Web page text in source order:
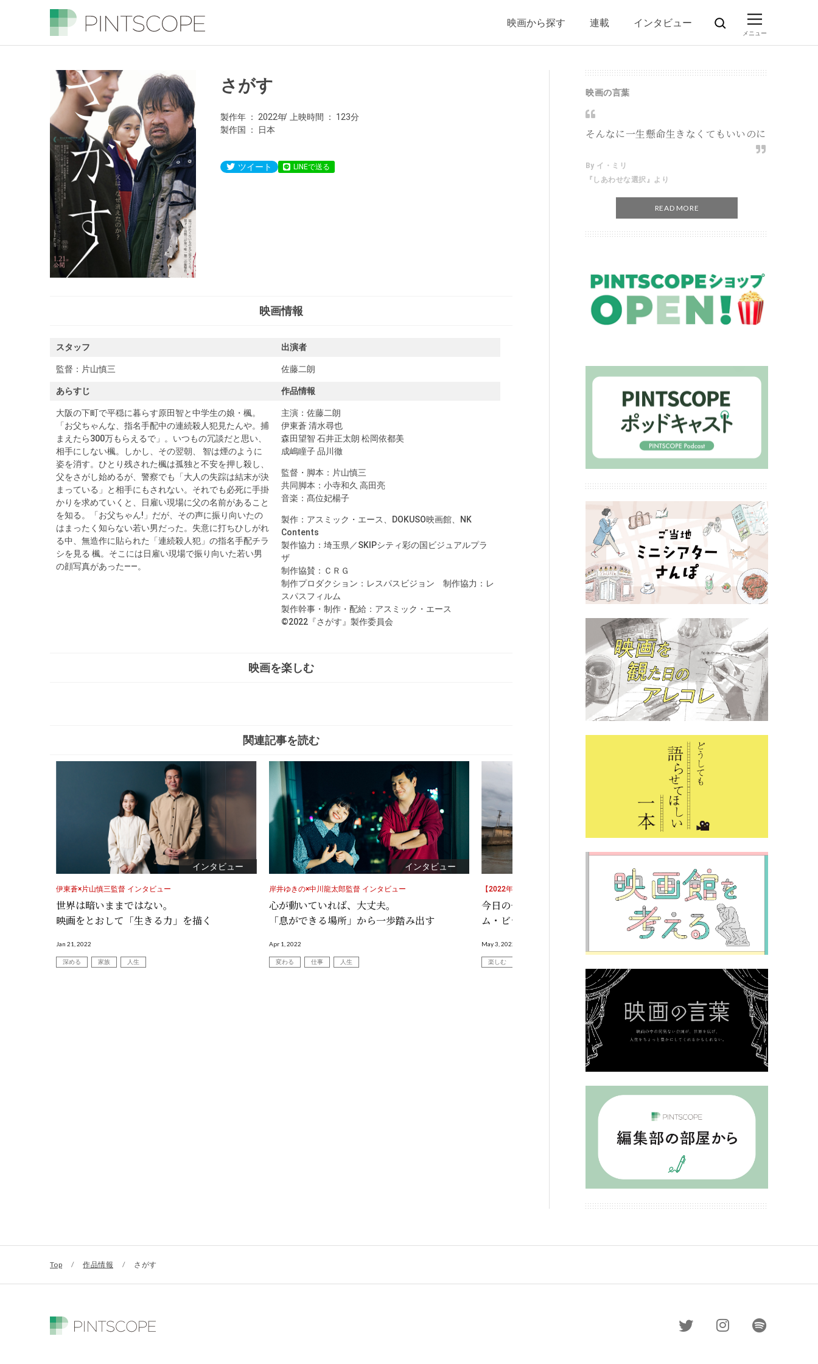
映画から探す 連載 インタビュー
さがす
製作年 2022年 上映時間
123分
製作国
日本
ツイート LINEで送る
映画情報
スタッフ
監督： 片山慎三
出演者
佐藤二朗
あらすじ
大阪の下町で平穏に暮らす原田智と中学生の娘・楓。
「お父ちゃんな、指名手配中の連続殺人犯見たんや。捕
まえたら300万もらえるで」。いつもの冗談だと思い、
相手にしない楓。しかし、その翌朝、 智は煙のように
姿を消す。ひとり残された楓は孤独と不安を押し殺し、
父をさがし始めるが、警察でも「大人の失踪は結末が決
まっている」と相手にもされない。それでも必死に手掛
かりを求めていくと、日雇い現場に父の名前があること
を知る。「お父ちゃん!」だが、その声に振り向いたの
はまったく知らない若い男だった。失意に打ちひしがれ
る中、無造作に貼られた「連続殺人犯」の指名手配チラ
シを見る 楓。そこには日雇い現場で振り向いた若い男
の顔写真があった――。
作品情報
主演：佐藤二朗
伊東蒼 清水尋也
森田望智 石井正太朗 松岡依都美
成嶋瞳子 品川徹
監督・脚本：片山慎三
共同脚本：小寺和久 高田亮
音楽：髙位妃楊子
製作：アスミック・エース、DOKUSO映画館、NK
Contents
製作協力：埼玉県／SKIPシティ彩の国ビジュアルプラ
ザ
制作協賛：ＣＲＧ
制作プロダクション：レスパスビジョン 制作協力：レ
スパスフィルム
製作幹事・制作・配給：アスミック・エース
©2022『さがす』製作委員会
映画を楽しむ
関連記事を読む
インタビュー
伊東蒼×片山慎三監督 インタビュー
世界は暗いままではない。
映画をとおして「生きる力」を描く
Jan 21, 2022
深める 家族 人生
インタビュー
岸井ゆきの×中川龍太郎監督 インタビュー
心が動いていれば、大丈夫。
「息ができる場所」から一歩踏み出す
Apr 1, 2022
変わる 仕事 人生
おすすめ
【2022年】Amazonプライム・ビデオおすすめ映画特集！
今日の一本を迷ったらこれ！ Amazonプライ
ム・ビデオおすすめ映画10選
May 3, 2022
楽しむ
映画の言葉
そんなに一生懸命生きなくてもいいのに
By イ・ミリ
『しあわせな選択』より
READ MORE
Top / 作品情報 / さがす